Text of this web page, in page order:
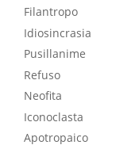
Filantropo
Idiosincrasia
Pusillanime
Refuso
Neofita
Iconoclasta
Apotropaico